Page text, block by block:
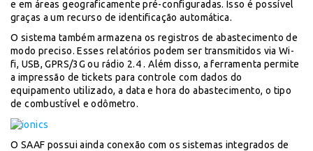
e em áreas geograficamente pré-configuradas. Isso é possível
graças a um recurso de identificação automática.
O sistema também armazena os registros de abastecimento de
modo preciso. Esses relatórios podem ser transmitidos via Wi-
fi, USB, GPRS/3G ou rádio 2.4 . Além disso, a ferramenta permite
a impressão de tickets para controle com dados do
equipamento utilizado, a data e hora do abastecimento, o tipo
de combustível e odômetro.
O SAAF possui ainda conexão com os sistemas integrados de